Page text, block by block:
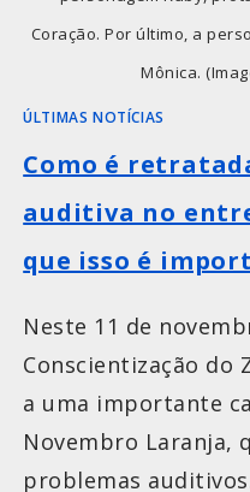
Coração. Por último, a
Mônica.
ÚLTIMAS NOTÍCIAS
Como é
auditiva no
que isso é
Neste 11 de
Conscientização do
a uma importante
Novembro Laranja,
problemas